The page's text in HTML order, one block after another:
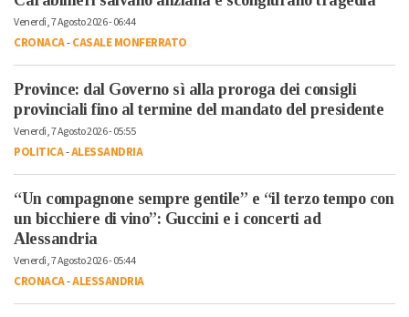
Venerdì, 7 Agosto 2026 - 06:44
CRONACA-CASALE MONFERRATO
Province: dal Governo sì alla proroga dei consigli
provinciali fino al termine del mandato del presidente
Venerdì, 7 Agosto 2026 - 05:55
POLITICA-ALESSANDRIA
“Un compagnone sempre gentile” e “il terzo tempo con
un bicchiere di vino”: Guccini e i concerti ad
Alessandria
Venerdì, 7 Agosto 2026 - 05:44
CRONACA-ALESSANDRIA